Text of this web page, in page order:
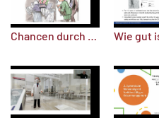
Chancen durch Digitalisierung